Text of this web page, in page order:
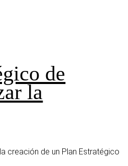
de
la
creación de un Plan Estratégico